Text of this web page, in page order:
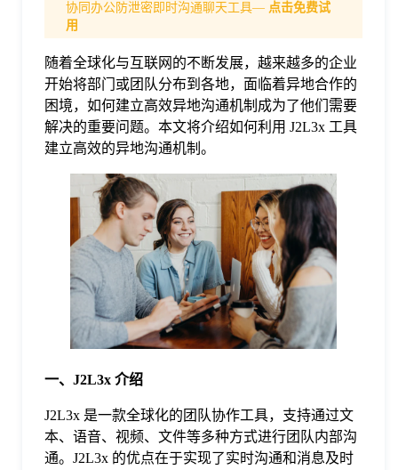
价
格
题
协同办公防泄密即时沟通聊天工具— 点击免费试
用
随着全球化与互联网的不断发展，越来越多的企业
开始将部门或团队分布到各地，面临着异地合作的
困境，如何建立高效异地沟通机制成为了他们需要
解决的重要问题。本文将介绍如何利用 J2L3x 工具
建立高效的异地沟通机制。
一、J2L3x 介绍
J2L3x 是一款全球化的团队协作工具，支持通过文
本、语音、视频、文件等多种方式进行团队内部沟
通。J2L3x 的优点在于实现了实时沟通和消息及时